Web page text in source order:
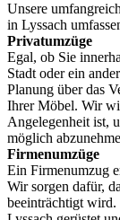
Unsere
in Lyssach
Privatumzüge
Egal, ob Sie
Stadt oder ein
Planung über das
Ihrer Möbel. Wir
Angelegenheit ist,
möglich
Firmenumzüge
Ein Firmenumzug
Wir sorgen dafür,
beeinträchtigt wird.